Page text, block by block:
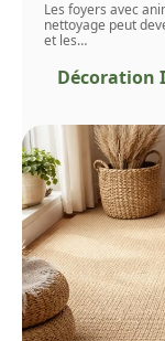
Les foyers avec
nettoyage peut
et les…
Décoration